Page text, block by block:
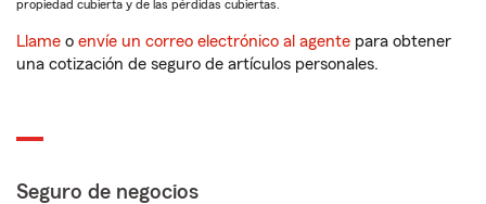
propiedad cubierta y de las pérdidas cubiertas.
Llame o envíe un correo electrónico al agente para obtener
una cotización de seguro de artículos personales.
Seguro de negocios